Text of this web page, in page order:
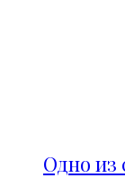
Одно из